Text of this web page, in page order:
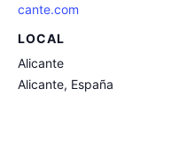
cante.com
LOCAL
Alicante
Alicante, España